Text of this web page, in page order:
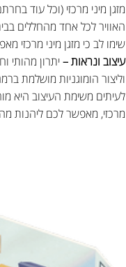
מזגן מיני מרכזי (וכל עוד
האוויר לכל אחד מהחללים
שימו לב כי מזגן מיני
עיצוב ונראות –יתרון מהותי
וליצור הומוגניות מושלמת
לעיתים משימת העיצוב היא
מרכזי, מאפשר לכם ליהנות